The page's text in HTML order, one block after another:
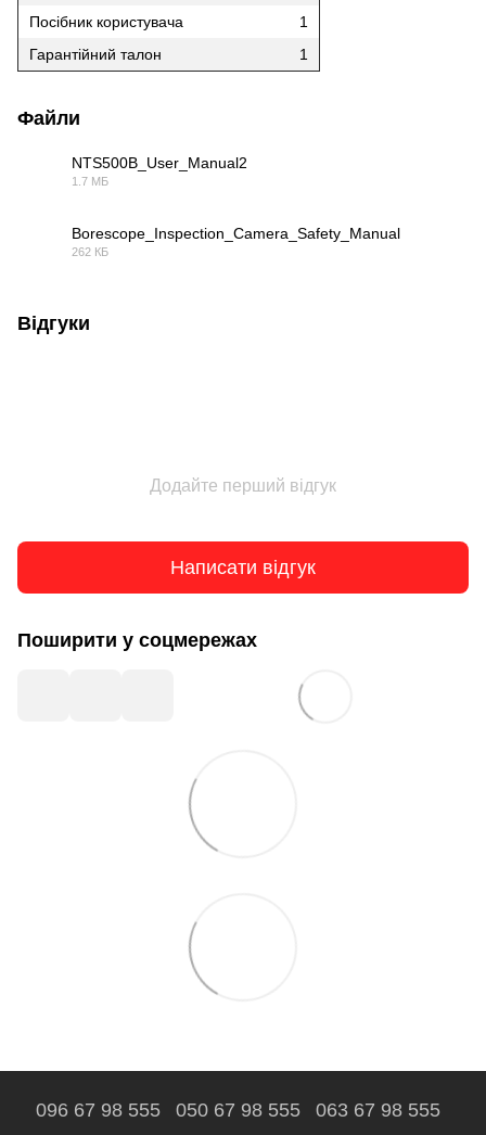
Посібник користувача
1
Гарантійний талон
1
Файли
NTS500B_User_Manual2
1.7 МБ
Borescope_Inspection_Camera_Safety_Manual
262 КБ
Відгуки
Додайте перший відгук
Написати відгук
Поширити у соцмережах
096 67 98 555 050 67 98 555 063 67 98 555